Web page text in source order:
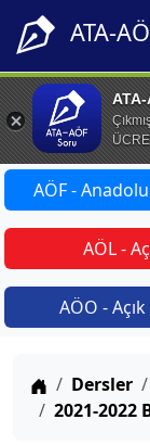
ATA-
AÖF -
AÖL -
AÖO -
Anasayfa
Dersler
2021-2022